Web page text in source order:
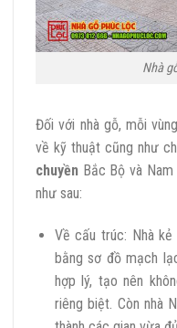
Nhà
Đối với nhà gỗ, mỗi
về kỹ thuật cũng như
chuyền Bắc Bộ và
như sau:
Về cấu trúc: Nhà
bằng sơ đồ mạch
hợp lý, tạo nên
riêng biệt. Còn nhà